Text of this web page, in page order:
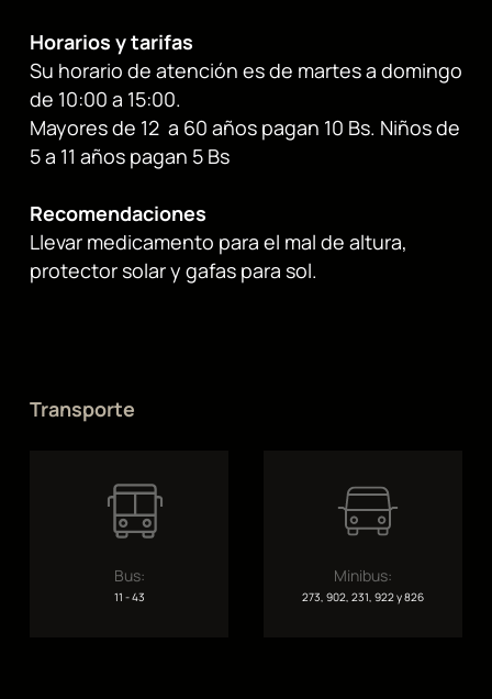
Horarios y tarifas
Su horario de atención es de martes a domingo
de 10:00 a 15:00.
Mayores de 12 a 60 años pagan 10 Bs. Niños de
5 a 11 años pagan 5 Bs
Recomendaciones
Llevar medicamento para el mal de altura,
protector solar y gafas para sol.
Transporte
Bus:
11 - 43
Minibus:
273, 902, 231, 922 y 826